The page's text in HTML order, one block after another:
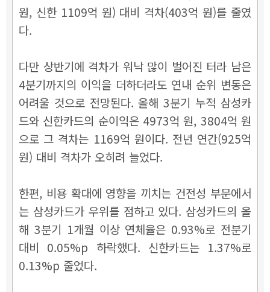
원, 신한 1109억 원) 대비 격차(403억 원)를 줄였
다.
다만 상반기에 격차가 워낙 많이 벌어진 터라 남은
4분기까지의 이익을 더하더라도 연내 순위 변동은
어려울 것으로 전망된다. 올해 3분기 누적 삼성카
드와 신한카드의 순이익은 4973억 원, 3804억 원
으로 그 격차는 1169억 원이다. 전년 연간(925억
원) 대비 격차가 오히려 늘었다.
한편, 비용 확대에 영향을 끼치는 건전성 부문에서
는 삼성카드가 우위를 점하고 있다. 삼성카드의 올
해 3분기 1개월 이상 연체율은 0.93%로 전분기
대비 0.05%p 하락했다. 신한카드는 1.37%로
0.13%p 줄었다.